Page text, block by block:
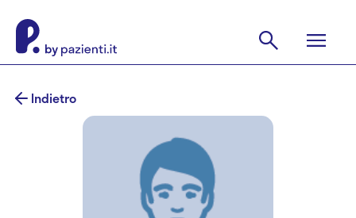
Indietro